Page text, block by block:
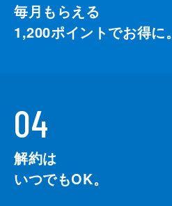
毎月もらえる
1,200ポイントでお得に。
04
解約は
いつでもOK。